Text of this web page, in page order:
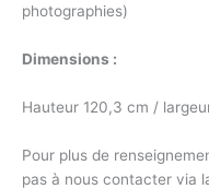
photographies)
Dimensions :
Hauteur 120,3 cm /
Pour plus de
pas à nous contacter via